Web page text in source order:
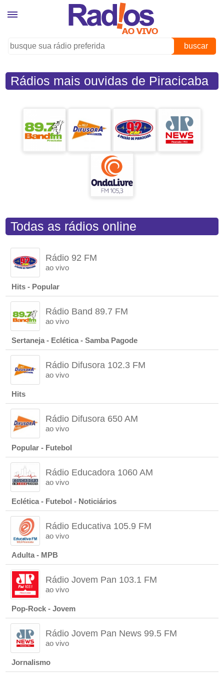
buscar
Rádios mais ouvidas de Piracicaba
Todas as rádios online
Rádio 92 FM
ao vivo
Hits - Popular
Rádio Band 89.7 FM
ao vivo
Sertaneja - Eclética - Samba Pagode
Rádio Difusora 102.3 FM
ao vivo
Hits
Rádio Difusora 650 AM
ao vivo
Popular - Futebol
Rádio Educadora 1060 AM
ao vivo
Eclética - Futebol - Noticiários
Rádio Educativa 105.9 FM
ao vivo
Adulta - MPB
Rádio Jovem Pan 103.1 FM
ao vivo
Pop-Rock - Jovem
Rádio Jovem Pan News 99.5 FM
ao vivo
Jornalismo